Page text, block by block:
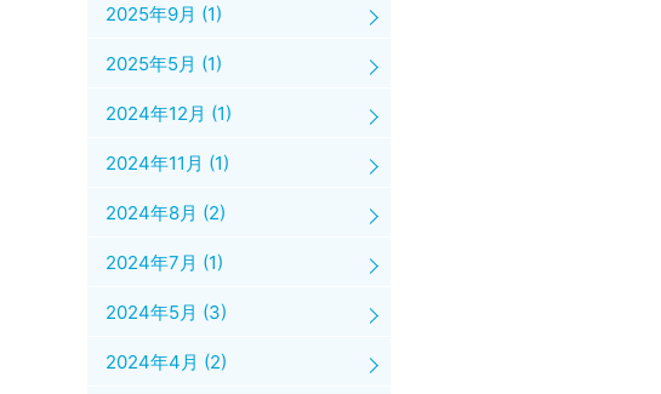
2025年9月 (1)
2025年5月 (1)
2024年12月 (1)
2024年11月 (1)
2024年8月 (2)
2024年7月 (1)
2024年5月 (3)
2024年4月 (2)